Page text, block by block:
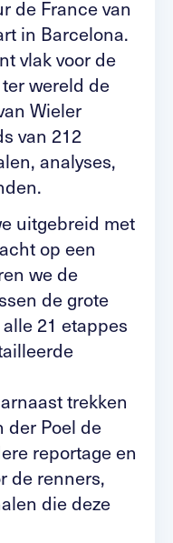
de France van
in Barcelona.
vlak voor de
wereld de
Wieler
van 212
analyses,
uitgebreid met
op een
we de
de grote
21 etappes
trekken
der Poel de
reportage en
de renners,
die deze